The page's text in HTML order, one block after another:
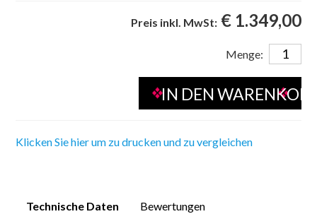
Preis inkl. MwSt: € 1.349,00
Menge:
Klicken Sie hier um zu drucken und zu vergleichen
Technische Daten Bewertungen